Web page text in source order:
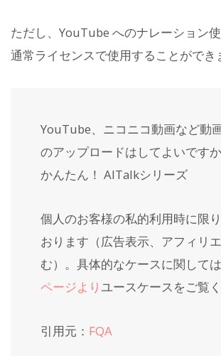
ただし、YouTube へのナレーション
通常ライセンスで使用することができ
YouTube、ニコニコ動画など動
のアップロードはしてよいです
かんたん！ AITalkシリーズ
個人のお客様の私的利用時に限
おります（広告表示、アフィリ
む）。具体的なケースに関しては
ページよりユースケースをご覧く
引用元： FQA